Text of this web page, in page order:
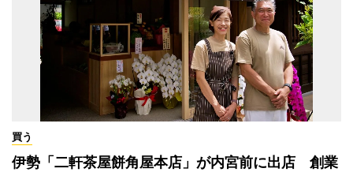
買う
伊勢「二軒茶屋餅角屋本店」が内宮前に出店 創業